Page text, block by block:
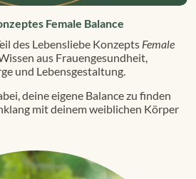
Female Balance
des Lebensliebe Konzepts Female
aus Frauengesundheit,
und Lebensgestaltung.
deine eigene Balance zu finden
mit deinem weiblichen Körper